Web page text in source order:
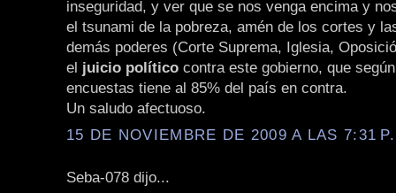
inseguridad, y ver que se nos venga encima y
el tsunami de la pobreza, amén de los cortes y
demás poderes (Corte Suprema, Iglesia,
el juicio político contra este gobierno, que
encuestas tiene al 85% del país en contra.
Un saludo afectuoso.
15 DE NOVIEMBRE DE 2009 A LAS 7:31
Seba-078 dijo...